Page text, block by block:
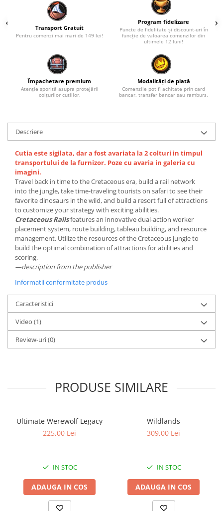
Transport Gratuit
Pentru comenzi mai mari de 149 lei!
Program fidelizare
Puncte de fidelitate și discount-uri în
funcție de valoarea comenzilor din
ultimele 12 luni!
Împachetare premium
Atenție sporită asupra protejării
colțurilor cutiilor.
Modalități de plată
Comenzile pot fi achitate prin card
bancar, transfer bancar sau ramburs.
Descriere
Cutia este sigilata, dar a fost avariata la 2 colturi in timpul
transportului de la furnizor. Poze cu avaria in galeria cu
imagini.
Travel back in time to the Cretaceous era, build a rail network
into the jungle, take time-traveling tourists on safari to see their
favorite dinosaurs in the wild, and build a resort full of attractions
to customize your strategy with exciting abilities.
Cretaceous Railsfeatures an innovative dual-action worker
placement system, route building, tableau building, and resource
management. Utilize the resources of the Cretaceous jungle to
build the optimal combination of attractions for abilities and
scoring.
—description from the publisher
Informatii conformitate produs
Caracteristici
Video (1)
Review-uri(0)
PRODUSE SIMILARE
Ultimate Werewolf Legacy
225,00 Lei
IN STOC
ADAUGA IN COS
Wildlands
309,00 Lei
IN STOC
ADAUGA IN COS